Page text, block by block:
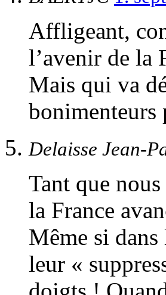
Affligeant,
l’avenir de la
Mais qui va
bonimenteurs
Delaisse Jean-
Tant que
la France
Même si
leur «